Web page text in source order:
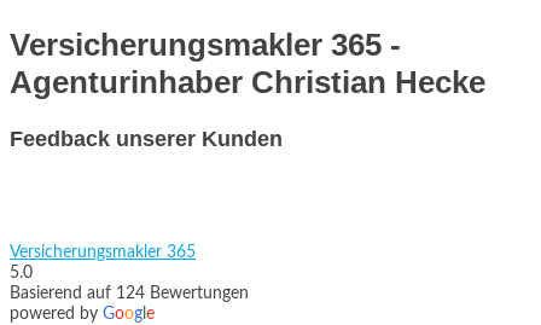
Versicherungsmakler 365 -
Agenturinhaber Christian Hecke
Feedback unserer Kunden
Versicherungsmakler 365
5.0
Basierend auf 124 Bewertungen
powered by Goog e